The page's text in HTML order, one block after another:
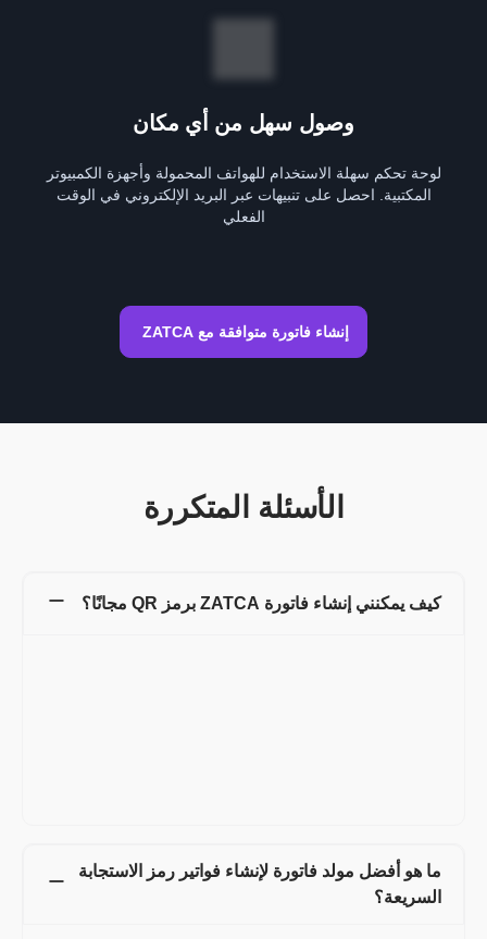
وصول سهل من أي مكان
لوحة تحكم سهلة الاستخدام للهواتف المحمولة وأجهزة الكمبيوتر
المكتبية. احصل على تنبيهات عبر البريد الإلكتروني في الوقت
الفعلي
إنشاء فاتورة متوافقة مع ZATCA
الأسئلة المتكررة
كيف يمكنني إنشاء فاتورة ZATCA برمز QR مجانًا؟
ما هو أفضل مولد فاتورة لإنشاء فواتير رمز الاستجابة
السريعة؟